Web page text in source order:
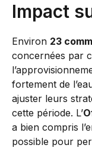
Impact
Environ 23
concernées par
fortement de
ajuster leurs
cette période. L’
a bien compris
possible pour